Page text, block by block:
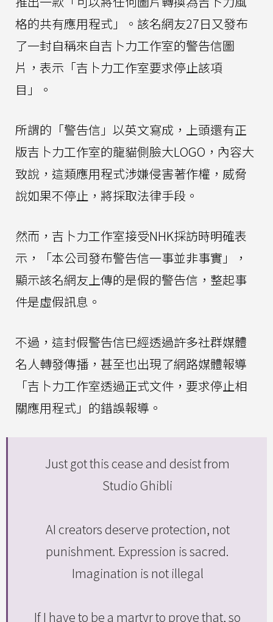
格的共有應用程式」。該名網友27日又發布
了一封自稱來自吉卜力工作室的警告信圖
片，表示「吉卜力工作室要求停止該項
目」。
所謂的「警告信」以英文寫成，上頭還有正
版吉卜力工作室的龍貓側臉大LOGO，內容大
致說，這類應用程式涉嫌侵害著作權，威脅
說如果不停止，將採取法律手段。
然而，吉卜力工作室接受NHK採訪時明確表
示，「本公司發布警告信一事並非事實」，
顯示該名網友上傳的是假的警告信，整起事
件是虛假訊息。
不過，這封假警告信已經透過許多社群媒體
名人轉發傳播，甚至也出現了網路媒體報導
「吉卜力工作室透過正式文件，要求停止相
關應用程式」的錯誤報導。
Just got this cease and desist from
Studio Ghibli
AI creators deserve protection, not
punishment. Expression is sacred.
Imagination is not illegal
If I have to be a martyr to prove that, so